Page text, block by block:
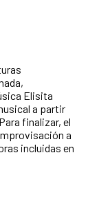
Elisita
a partir
finalizar, el
a
incluidas en